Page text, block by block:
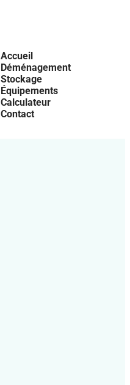
Accueil
Déménagement
Stockage
Équipements
Calculateur
Contact